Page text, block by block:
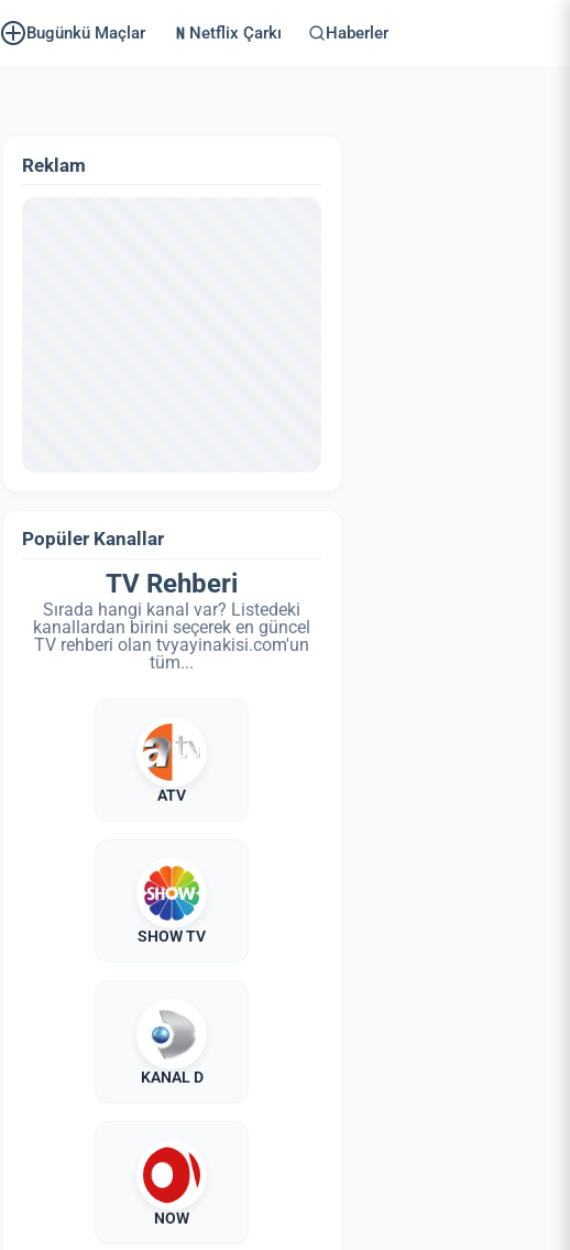
Bugünkü Maçlar Netflix Çarkı Haberler
Reklam
Popüler Kanallar
TV Rehberi
Sırada hangi kanal var? Listedeki
kanallardan birini seçerek en güncel
TV rehberi olan tvyayinakisi.com'un
tüm...
ATV
SHOW TV
KANAL D
NOW